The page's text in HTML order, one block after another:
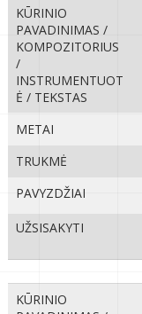
KŪRINIO
PAVADINIMAS /
KOMPOZITORIUS
/
INSTRUMENTUOT
Ė / TEKSTAS
METAI
TRUKMĖ
PAVYZDŽIAI
UŽSISAKYTI
KŪRINIO